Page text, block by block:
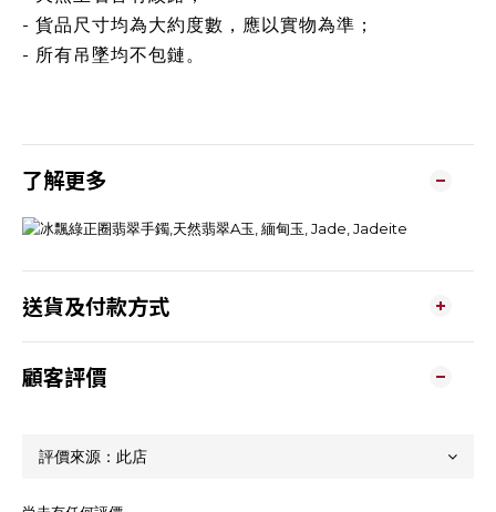
- 貨品尺寸均為大約度數，應以實物為準；
- 所有吊墜均不包鏈。
了解更多
送貨及付款方式
顧客評價